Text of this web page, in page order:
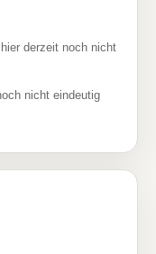
derzeit noch nicht
nicht eindeutig